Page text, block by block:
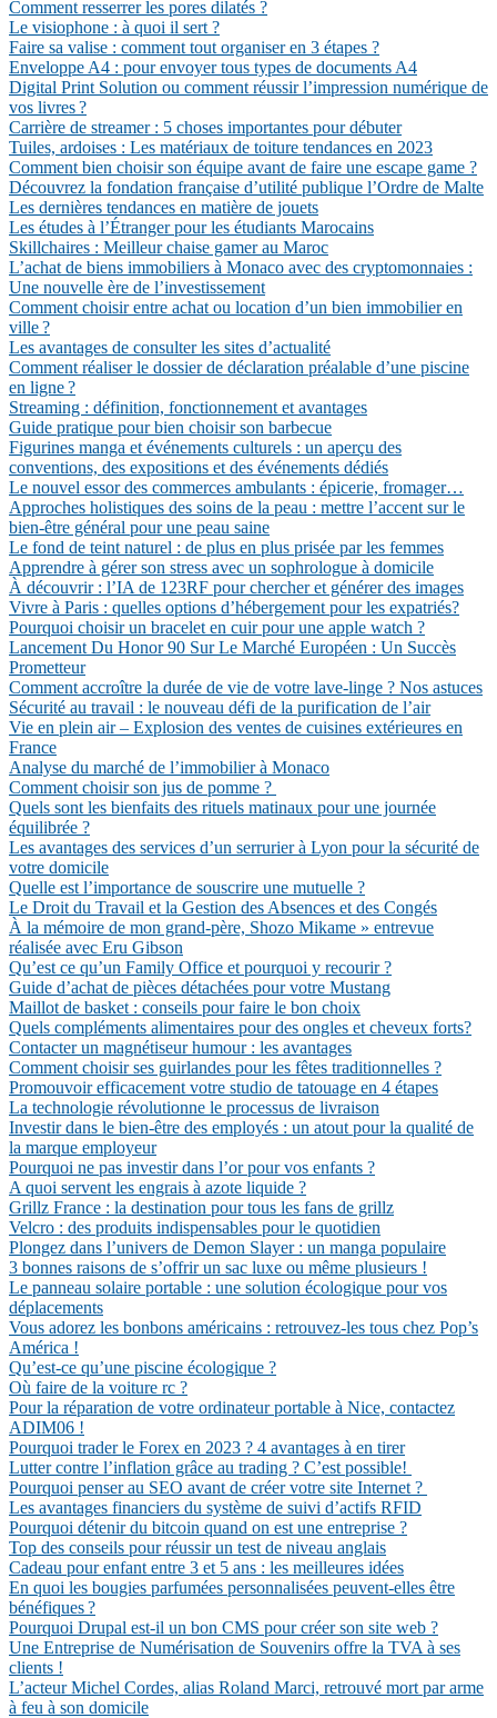
Comment resserrer les pores dilatés ?
Le visiophone : à quoi il sert ?
Faire sa valise : comment tout organiser en 3 étapes ?
Enveloppe A4 : pour envoyer tous types de documents A4
Digital Print Solution ou comment réussir l’impression numérique de
vos livres ?
Carrière de streamer : 5 choses importantes pour débuter
Tuiles, ardoises : Les matériaux de toiture tendances en 2023
Comment bien choisir son équipe avant de faire une escape game ?
Découvrez la fondation française d’utilité publique l’Ordre de Malte
Les dernières tendances en matière de jouets
Les études à l’Étranger pour les étudiants Marocains
Skillchaires : Meilleur chaise gamer au Maroc
L’achat de biens immobiliers à Monaco avec des cryptomonnaies :
Une nouvelle ère de l’investissement
Comment choisir entre achat ou location d’un bien immobilier en
ville ?
Les avantages de consulter les sites d’actualité
Comment réaliser le dossier de déclaration préalable d’une piscine
en ligne ?
Streaming : définition, fonctionnement et avantages
Guide pratique pour bien choisir son barbecue
Figurines manga et événements culturels : un aperçu des
conventions, des expositions et des événements dédiés
Le nouvel essor des commerces ambulants : épicerie, fromager…
Approches holistiques des soins de la peau : mettre l’accent sur le
bien-être général pour une peau saine
Le fond de teint naturel : de plus en plus prisée par les femmes
Apprendre à gérer son stress avec un sophrologue à domicile
À découvrir : l’IA de 123RF pour chercher et générer des images
Vivre à Paris : quelles options d’hébergement pour les expatriés?
Pourquoi choisir un bracelet en cuir pour une apple watch ?
Lancement Du Honor 90 Sur Le Marché Européen : Un Succès
Prometteur
Comment accroître la durée de vie de votre lave-linge ? Nos astuces
Sécurité au travail : le nouveau défi de la purification de l’air
Vie en plein air – Explosion des ventes de cuisines extérieures en
France
Analyse du marché de l’immobilier à Monaco
Comment choisir son jus de pomme ?
Quels sont les bienfaits des rituels matinaux pour une journée
équilibrée ?
Les avantages des services d’un serrurier à Lyon pour la sécurité de
votre domicile
Quelle est l’importance de souscrire une mutuelle ?
Le Droit du Travail et la Gestion des Absences et des Congés
À la mémoire de mon grand-père, Shozo Mikame » entrevue
réalisée avec Eru Gibson
Qu’est ce qu’un Family Office et pourquoi y recourir ?
Guide d’achat de pièces détachées pour votre Mustang
Maillot de basket : conseils pour faire le bon choix
Quels compléments alimentaires pour des ongles et cheveux forts?
Contacter un magnétiseur humour : les avantages
Comment choisir ses guirlandes pour les fêtes traditionnelles ?
Promouvoir efficacement votre studio de tatouage en 4 étapes
La technologie révolutionne le processus de livraison
Investir dans le bien-être des employés : un atout pour la qualité de
la marque employeur
Pourquoi ne pas investir dans l’or pour vos enfants ?
A quoi servent les engrais à azote liquide ?
Grillz France : la destination pour tous les fans de grillz
Velcro : des produits indispensables pour le quotidien
Plongez dans l’univers de Demon Slayer : un manga populaire
3 bonnes raisons de s’offrir un sac luxe ou même plusieurs !
Le panneau solaire portable : une solution écologique pour vos
déplacements
Vous adorez les bonbons américains : retrouvez-les tous chez Pop’s
América !
Qu’est-ce qu’une piscine écologique ?
Où faire de la voiture rc ?
Pour la réparation de votre ordinateur portable à Nice, contactez
ADIM06 !
Pourquoi trader le Forex en 2023 ? 4 avantages à en tirer
Lutter contre l’inflation grâce au trading ? C’est possible!
Pourquoi penser au SEO avant de créer votre site Internet ?
Les avantages financiers du système de suivi d’actifs RFID
Pourquoi détenir du bitcoin quand on est une entreprise ?
Top des conseils pour réussir un test de niveau anglais
Cadeau pour enfant entre 3 et 5 ans : les meilleures idées
En quoi les bougies parfumées personnalisées peuvent-elles être
bénéfiques ?
Pourquoi Drupal est-il un bon CMS pour créer son site web ?
Une Entreprise de Numérisation de Souvenirs offre la TVA à ses
clients !
L’acteur Michel Cordes, alias Roland Marci, retrouvé mort par arme
à feu à son domicile